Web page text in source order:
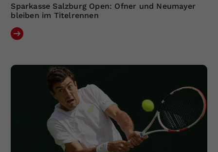
Sparkasse Salzburg Open: Ofner und Neumayer
bleiben im Titelrennen